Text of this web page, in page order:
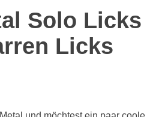
Solo Licks
Licks